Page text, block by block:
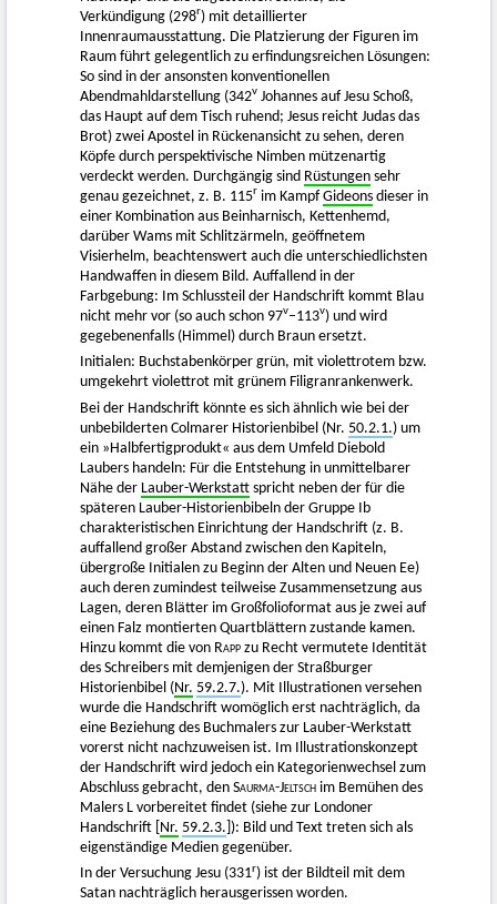
Verkündigung (298r) mit detaillierter
Innenraumausstattung. Die Platzierung der Figuren im
Raum führt gelegentlich zu erfindungsreichen Lösungen:
So sind in der ansonsten konventionellen
Abendmahldarstellung (342v Johannes auf Jesu Schoß,
das Haupt auf dem Tisch ruhend; Jesus reicht Judas das
Brot) zwei Apostel in Rückenansicht zu sehen, deren
Köpfe durch perspektivische Nimben mützenartig
verdeckt werden. Durchgängig sind Rüstungen sehr
genau gezeichnet, z. B. 115r im KampfGideons dieser in
einer Kombination aus Beinharnisch, Kettenhemd,
darüber Wams mit Schlitzärmeln, geöffnetem
Visierhelm, beachtenswert auch die unterschiedlichsten
Handwaffen in diesem Bild. Auffallend in der
Farbgebung: Im Schlussteil der Handschrift kommt Blau
nicht mehr vor (so auch schon 97v–113v) und wird
gegebenenfalls (Himmel) durch Braun ersetzt.
Initialen: Buchstabenkörper grün, mit violettrotem bzw.
umgekehrt violettrot mit grünem Filigranrankenwerk.
Bei der Handschrift könnte es sich ähnlich wie bei der
unbebilderten Colmarer Historienbibel (Nr. 50.2.1.) um
ein »Halbfertigprodukt« aus dem Umfeld Diebold
Laubers handeln: Für die Entstehung in unmittelbarer
Nähe der Lauber-Werkstatt spricht neben der für die
späteren Lauber-Historienbibeln der Gruppe Ib
charakteristischen Einrichtung der Handschrift (z. B.
auffallend großer Abstand zwischen den Kapiteln,
übergroße Initialen zu Beginn der Alten und Neuen Ee)
auch deren zumindest teilweise Zusammensetzung aus
Lagen, deren Blätter im Großfolioformat aus je zwei auf
einen Falz montierten Quartblättern zustande kamen.
Hinzu kommt die von Rapp zu Recht vermutete Identität
des Schreibers mit demjenigen der Straßburger
Historienbibel (Nr. 59.2.7.). Mit Illustrationen versehen
wurde die Handschrift womöglich erst nachträglich, da
eine Beziehung des Buchmalers zur Lauber-Werkstatt
vorerst nicht nachzuweisen ist. Im Illustrationskonzept
der Handschrift wird jedoch ein Kategorienwechsel zum
Abschluss gebracht, den Saurma-Jeltsch im Bemühen des
Malers L vorbereitet findet (siehe zur Londoner
Handschrift [ Nr. 59.2.3. ]): Bild und Text treten sich als
eigenständige Medien gegenüber.
In der Versuchung Jesu (331r) ist der Bildteil mit dem
Satan nachträglich herausgerissen worden.